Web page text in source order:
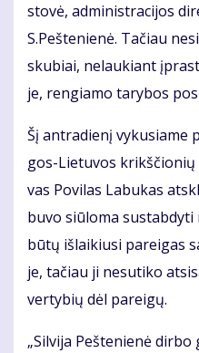
sto­vė, ad­mi­nist­ra­ci­jos
S.Peš­te­nie­nė. Ta­čiau
sku­biai, ne­lau­kiant
je, ren­gia­mo ta­ry­bos
Šį ant­ra­die­nį vy­ku­sia­me
gos-Lie­tu­vos
vas Po­vi­las La­bu­kas
bu­vo siū­lo­ma
bū­tų iš­lai­kiu­si pa­rei­gas
je, ta­čiau ji ne­su­ti­ko
ver­ty­bių dėl pa­rei­gų.
„Sil­vi­ja Peš­te­nie­nė